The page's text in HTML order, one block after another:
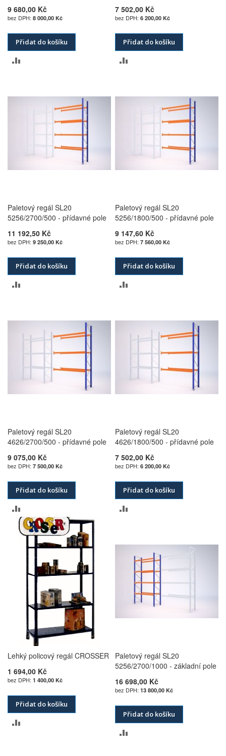
9 680,00 Kč
8 000,00 Kč
Přidat do košíku
POROVNÁNÍ
7 502,00 Kč
6 200,00 Kč
Přidat do košíku
POROVNÁNÍ
Paletový regál SL20
5256/2700/500 - přídavné pole
11 192,50 Kč
9 250,00 Kč
Přidat do košíku
POROVNÁNÍ
Paletový regál SL20
5256/1800/500 - přídavné pole
9 147,60 Kč
7 560,00 Kč
Přidat do košíku
POROVNÁNÍ
Paletový regál SL20
4626/2700/500 - přídavné pole
9 075,00 Kč
7 500,00 Kč
Přidat do košíku
K
POROVNÁNÍ
Paletový regál SL20
4626/1800/500 - přídavné pole
7 502,00 Kč
6 200,00 Kč
Přidat do košíku
POROVNÁNÍ
Lehký policový regál CROSSER
1 694,00 Kč
1 400,00 Kč
Přidat do košíku
Paletový regál SL20
5256/2700/1000 - základní pole
16 698,00 Kč
13 800,00 Kč
Přidat do košíku